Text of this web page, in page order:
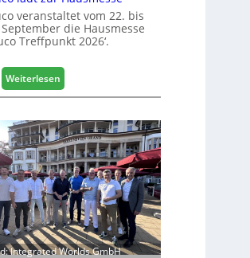
veranstaltet vom 22. bis
die Hausmesse
Treffpunkt 2026‘.
Weiterlesen:
L
u
c
o
l
ä
d
t
z
u
Integrated Worlds GmbH